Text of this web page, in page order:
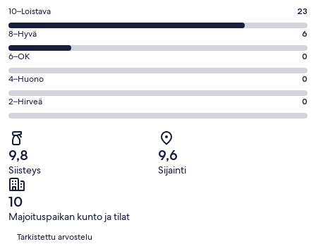
ikkunaan
Arvosana
10
-
Loistava.
23
kautta
29
arvostelua
10–Loistava 23
Arvosana
8
-
Hyvä.
6
kautta
arvostelua
8–Hyvä 6
Arvosana
6
-
OK.
0
kautta
29
arvostelua
6–OK 0
Arvosana
4
-
0
kautta
29
arvostelua
4–Huono 0
Arvosana
2
-
Hirveä.
0
kautta
29
arvostelua
2–Hirveä 0
9,8
Siisteys
9,6
Sijainti
10
Majoituspaikan kunto ja tilat
Arvostelut
Tarkistettu arvostelu